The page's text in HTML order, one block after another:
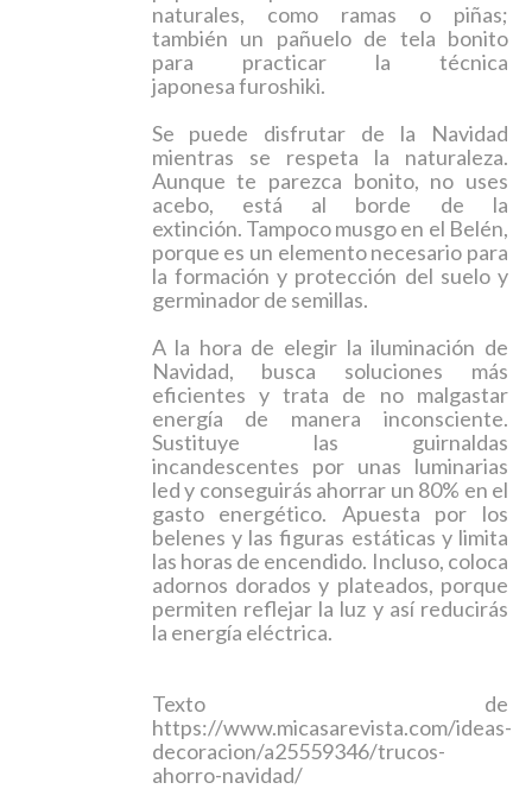
naturales, como ramas o piñas;
también un pañuelo de tela bonito
para practicar la técnica
japonesafuroshiki.
Se puede disfrutar de la Navidad
mientras se respeta la naturaleza.
Aunque te parezca bonito, no uses
acebo, está al borde de la
extinción. Tampoco musgo en el Belén,
porque es un elemento necesario para
la formación y protección del suelo y
germinador de semillas.
A la hora de elegir la iluminación de
Navidad, busca soluciones más
eficientes y trata de no malgastar
energía de manera inconsciente.
Sustituye las guirnaldas
incandescentes por unas luminarias
led y conseguirás ahorrar un 80% en el
gasto energético. Apuesta por los
belenes y las figuras estáticas y limita
las horas de encendido. Incluso, coloca
adornos dorados y plateados, porque
permiten reflejar la luz y así reducirás
la energía eléctrica.
Texto de
https://www.micasarevista.com/ideas-
decoracion/a25559346/trucos-
ahorro-navidad/